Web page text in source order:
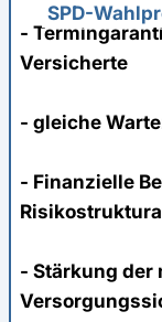
SPD-
-
Versicherte
- gleiche
- Finanzielle
- Stärkung der